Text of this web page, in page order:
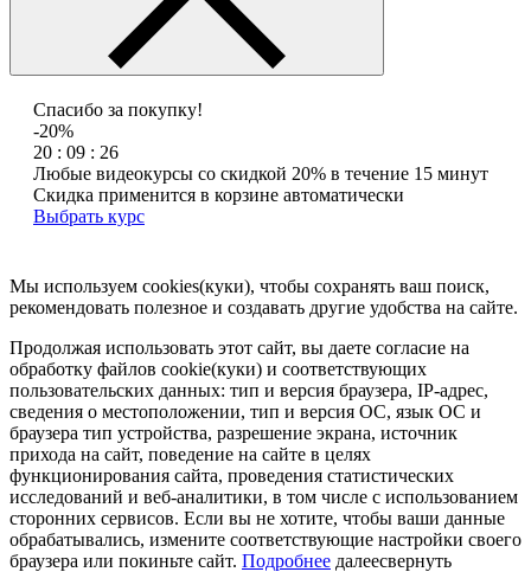
Спасибо за покупку!
-20%
20 : 09 : 26
Любые видеокурсы со скидкой 20% в течение 15 минут
Скидка применится в корзине автоматически
Выбрать курс
Мы используем cookies(куки), чтобы сохранять ваш поиск,
рекомендовать полезное и создавать другие удобства на сайте.
Продолжая использовать этот сайт, вы даете согласие на
обработку файлов cookie(куки) и соответствующих
пользовательских данных: тип и версия браузера, IP-адрес,
сведения о местоположении, тип и версия ОС, язык ОС и
браузера тип устройства, разрешение экрана, источник
прихода на сайт, поведение на сайте в целях
функционирования сайта, проведения статистических
исследований и веб-аналитики, в том числе с использованием
сторонних сервисов. Если вы не хотите, чтобы ваши данные
обрабатывались, измените соответствующие настройки своего
браузера или покиньте сайт. Подробнее далеесвернуть